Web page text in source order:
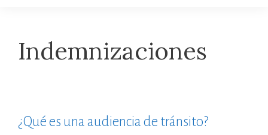
Indemnizaciones
¿Qué es una audiencia de tránsito?